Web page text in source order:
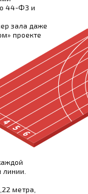
44-ФЗ и
зала даже
проекте
метра,